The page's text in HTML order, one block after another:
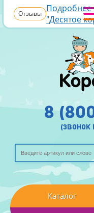
Отзывы Подробнее
"Десятое
8
(звонок
Каталог